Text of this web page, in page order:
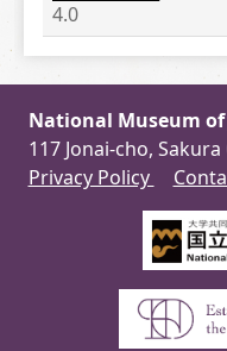
4.0
National Museum of
117 Jonai-cho,
Privacy Policy